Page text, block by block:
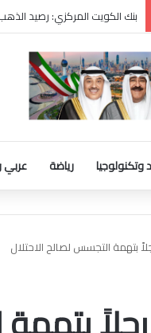
بنك الكويت المركزي: رصيد الذهب 31.8 مليون دينار والودائع بالعملة الأجنبية 9 مليارات
وتكنولوجيا رياضة
بتهمة التجسس لصالح الاحتلال